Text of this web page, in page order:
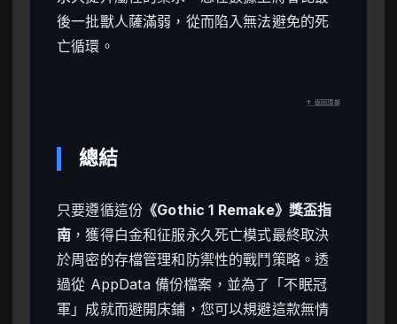
後一批獸人薩滿弱，從而陷入無法避免的死
亡循環。
↑ 返回頂部
總結
只要遵循這份 《Gothic 1 Remake》獎盃指
南 ，獲得白金和征服永久死亡模式最終取決
於周密的存檔管理和防禦性的戰鬥策略。透
過從 AppData 備份檔案，並為了「不眠冠
軍」成就而避開床鋪，您可以規避這款無情